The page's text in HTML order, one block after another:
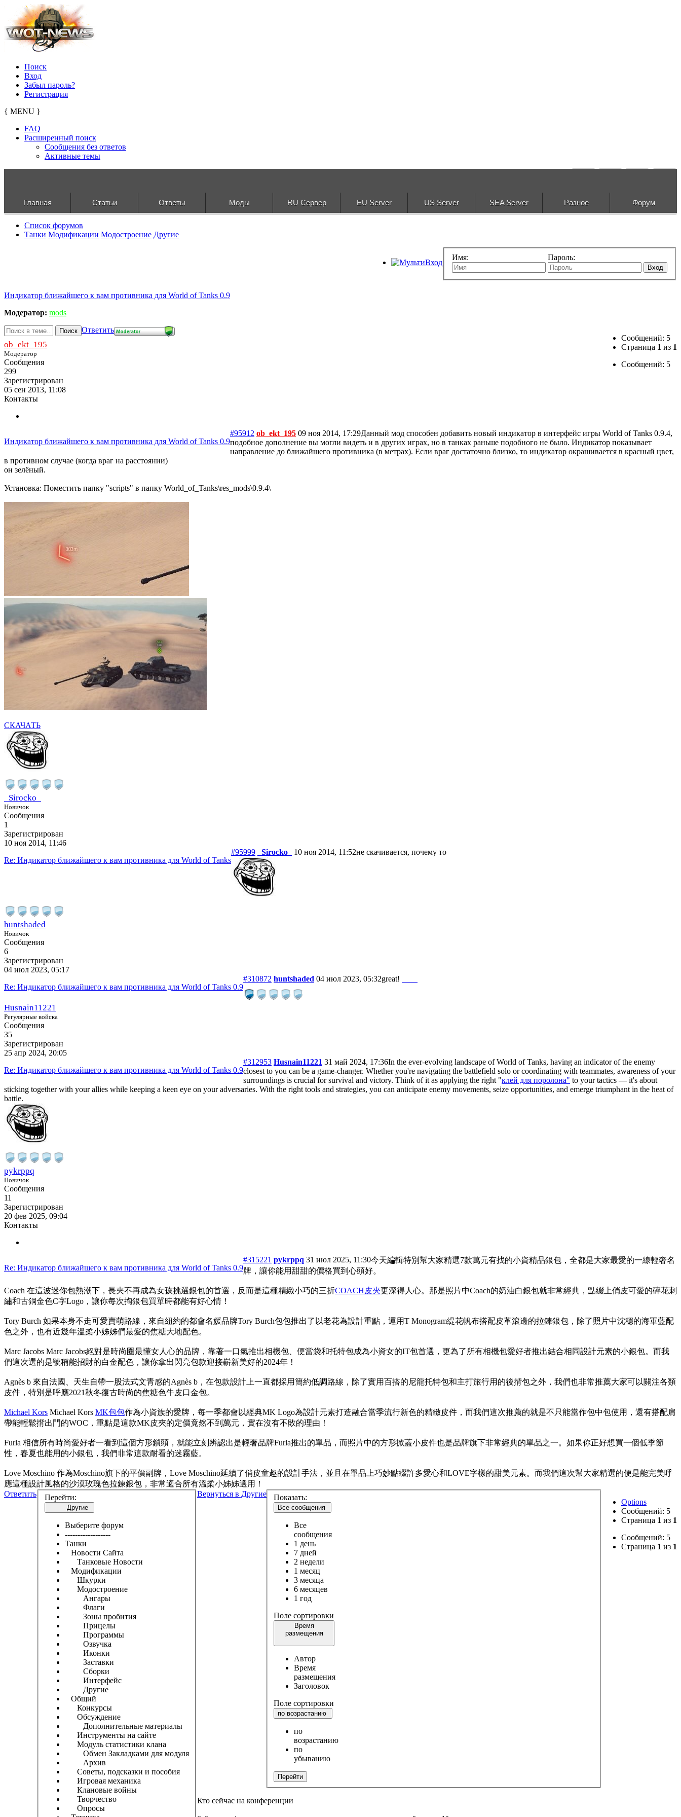
Поиск
Вход
Забыл пароль?
Регистрация
{ MENU }
FAQ
Расширенный поиск
Сообщения без ответов
Активные темы
Главная Статьи Ответы Моды RU Сервер EU Server US Server SEA Server Разное Форум
Список форумов
Танки Модификации Модостроение Другие
Имя: Пароль:
Вход
Индикатор ближайшего к вам противника для World of Tanks 0.9
Модератор: mods
Сообщений: 5
Страница 1 из 1
Сообщений: 5
Поиск Ответить
ob_ekt_195
Модератор
Сообщения
299
Зарегистрирован
05 сен 2013, 11:08
Контакты
Индикатор ближайшего к вам противника для World of Tanks 0.9
#95912 ob_ekt_195 09 ноя 2014, 17:29Данный мод способен добавить новый индикатор в интерфейс игры World of Tanks 0.9.4,
подобное дополнение вы могли видеть и в других играх, но в танках раньше подобного не было. Индикатор показывает
направление до ближайшего противника (в метрах). Если враг достаточно близко, то индикатор окрашивается в красный цвет,
в противном случае (когда враг на расстоянии)
он зелёный.
Установка: Поместить папку "scripts" в папку World_of_Tanks\res_mods\0.9.4\
СКАЧАТЬ
_Sirocko_
Новичок
Сообщения
1
Зарегистрирован
10 ноя 2014, 11:46
Re: Индикатор ближайшего к вам противника для World of Tanks
#95999 _Sirocko_ 10 ноя 2014, 11:52не скачивается, почему то
huntshaded
Новичок
Сообщения
6
Зарегистрирован
04 июл 2023, 05:17
Re: Индикатор ближайшего к вам противника для World of Tanks 0.9
#310872 huntshaded 04 июл 2023, 05:32great!
Husnain11221
Регулярные войска
Сообщения
35
Зарегистрирован
25 апр 2024, 20:05
Re: Индикатор ближайшего к вам противника для World of Tanks 0.9
#312953 Husnain11221 31 май 2024, 17:36In the ever-evolving landscape of World of Tanks, having an indicator of the enemy
closest to you can be a game-changer. Whether you're navigating the battlefield solo or coordinating with teammates, awareness of your
surroundings is crucial for survival and victory. Think of it as applying the right "клей для поролона" to your tactics — it's about
sticking together with your allies while keeping a keen eye on your adversaries. With the right tools and strategies, you can anticipate enemy movements, seize opportunities, and emerge triumphant in the heat of
battle.
pykrppq
Новичок
Сообщения
11
Зарегистрирован
20 фев 2025, 09:04
Контакты
Re: Индикатор ближайшего к вам противника для World of Tanks 0.9
#315221 pykrppq 31 июл 2025, 11:30今天編輯特別幫大家精選7款萬元有找的小資精品銀包，全都是大家最愛的一線輕奢名
牌，讓你能用甜甜的價格買到心頭好。
Coach 在這波迷你包熱潮下，長夾不再成為女孩挑選銀包的首選，反而是這種精緻小巧的三折COACH皮夾更深得人心。那是照片中Coach的奶油白銀包就非常經典，點綴上俏皮可愛的碎花刺
繡和古銅金色C字Logo，讓你每次掏銀包買單時都能有好心情！
Tory Burch 如果本身不走可愛賣萌路線，來自紐約的都會名媛品牌Tory Burch包包推出了以老花為設計重點，運用T Monogram緹花帆布搭配皮革滾邊的拉鍊銀包，除了照片中沈穩的海軍藍配
色之外，也有近幾年溫柔小姊姊們最愛的焦糖大地配色。
Marc Jacobs Marc Jacobs絕對是時尚圈最懂女人心的品牌，靠著一口氣推出相機包、便當袋和托特包成為小資女的IT包首選，更為了所有相機包愛好者推出結合相同設計元素的小銀包。而我
們這次選的是號稱能招財的白金配色，讓你拿出閃亮包款迎接嶄新美好的2024年！
Agnès b 來自法國、天生自帶一股法式文青感的Agnès b，在包款設計上一直都採用簡約低調路線，除了實用百搭的尼龍托特包和主打旅行用的後揹包之外，我們也非常推薦大家可以關注各類
皮件，特別是呼應2021秋冬復古時尚的焦糖色牛皮口金包。
Michael Kors Michael Kors MK包包作為小資族的愛牌，每一季都會以經典MK Logo為設計元素打造融合當季流行新色的精緻皮件，而我們這次推薦的就是不只能當作包中包使用，還有搭配肩
帶能輕鬆揹出門的WOC，重點是這款MK皮夾的定價竟然不到萬元，實在沒有不敗的理由！
Furla 相信所有時尚愛好者一看到這個方形鎖頭，就能立刻辨認出是輕奢品牌Furla推出的單品，而照片中的方形掀蓋小皮件也是品牌旗下非常經典的單品之一。如果你正好想買一個低季節
性，春夏也能用的小銀包，我們非常這款耐看的迷霧藍。
Love Moschino 作為Moschino旗下的平價副牌，Love Moschino延續了俏皮童趣的設計手法，並且在單品上巧妙點綴許多愛心和LOVE字樣的甜美元素。而我們這次幫大家精選的便是能完美呼
應這種設計風格的沙漠玫瑰色拉鍊銀包，非常適合所有溫柔小姊姊選用！
Ответить
Options
Сообщений: 5
Страница 1 из 1
Сообщений: 5
Страница 1 из 1
Перейти:
Другие
Выберите форум
------------------
Танки
Новости Сайта
Танковые Новости
Модификации
Шкурки
Модостроение
Ангары
Флаги
Зоны пробития
Прицелы
Программы
Озвучка
Иконки
Заставки
Сборки
Интерфейс
Другие
Общий
Конкурсы
Обсуждение
Дополнительные материалы
Инструменты на сайте
Модуль статистики клана
Обмен Закладками для модуля
Архив
Советы, подсказки и пособия
Игровая механика
Клановые войны
Творчество
Опросы
Вернуться в Другие Показать:
Все сообщения
Все
сообщения
1 день
7 дней
2 недели
1 месяц
3 месяца
6 месяцев
1 год
Поле сортировки
Время
размещения
Автор
Время
размещения
Заголовок
Поле сортировки
по возрастанию
по
возрастанию
по
убыванию
Перейти
Кто сейчас на конференции